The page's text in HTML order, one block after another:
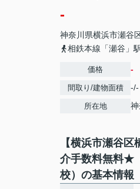
-
神奈川県横浜市瀬谷
相鉄本線「瀬谷」
価格 -
間取り/建物面積 -/-
所在地
【横浜市瀬谷
介手数料無料★
校）の基本情報